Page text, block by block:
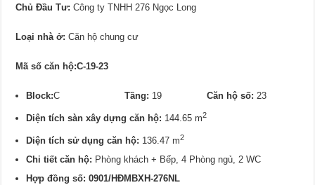
Chủ Đầu Tư: Công ty TNHH 276 Ngọc Long
Loại nhà ở: Căn hộ chung cư
Mã số căn hộ:C-19-23
Block:CTầng: 19Căn hộ số: 23
Diện tích sàn xây dựng căn hộ: 144.65 m2
Diện tích sử dụng căn hộ: 136.47 m2
Chi tiết căn hộ: Phòng khách + Bếp, 4 Phòng ngủ, 2 WC
Hợp đồng số: 0901/HĐMBXH-276NL